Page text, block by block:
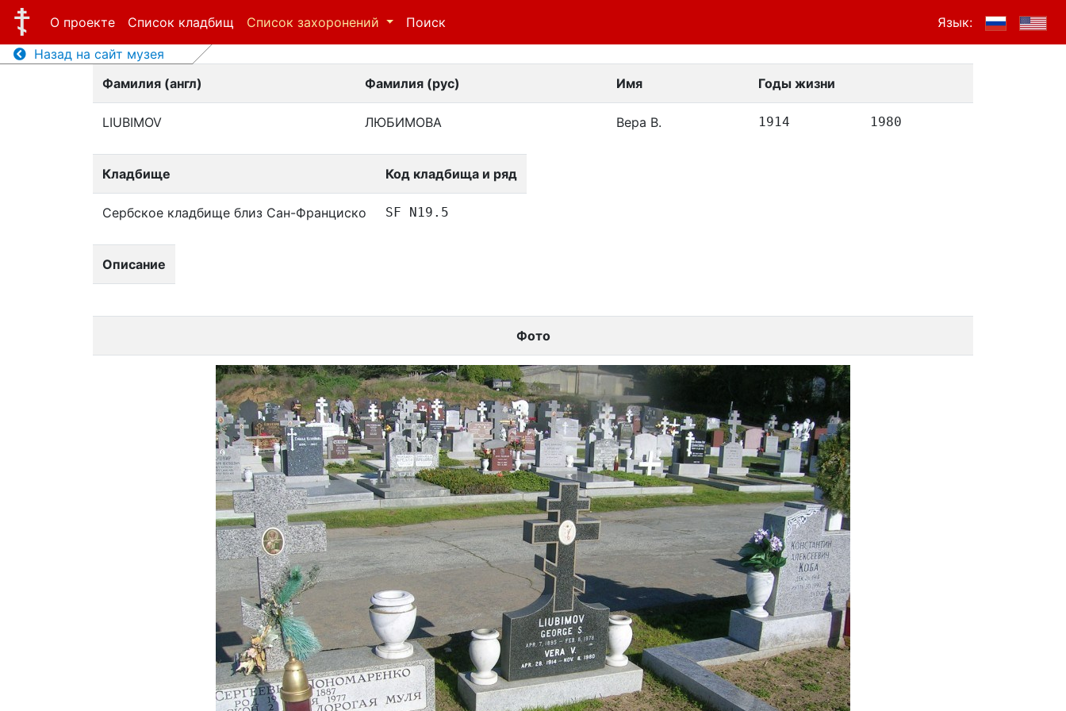
О проекте Список кладбищ Список захоронений Поиск
Язык:
Назад на сайт музея
Фамилия (англ)
Фамилия (рус) Имя Годы жизни
LIUBIMOV ЛЮБИМОВА Вера В. 1914 1980
Кладбище Код кладбища и ряд
Сербское кладбище близ Сан-Франциско SF N19.5
Описание
Фото